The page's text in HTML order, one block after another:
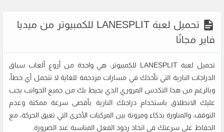
تحميل لعبة LANESPLIT للكمبيوتر من ميديا
فاير مجانًا
تحميل لعبة LANESPLIT للكمبيوتر، هي واحدة من أروع ألعاب سباق
الدراجات النارية التي تأخذك في مسارات مزدحمة للغاية لا تتحمل أي خطأ،
وبالرغم من هذا التكدس المروري الذي يحيط بك من جميع الجوانب يجب
عليك الانطلاق باستخدام دراجتك النارية بأقصى سرعة ممكنة وعدم
التوقف، والمناورة بذكاء ومرونة بين المركبات الأخرى التي تعيق الحركة، مع
الحفاظ على سرعتك في اتخاذ ردود الفعل المناسبة عند الضرورة.